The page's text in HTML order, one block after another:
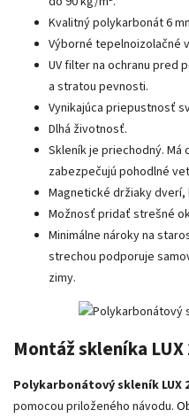
Kvalitný polykarbonát 6
Výborné tepelnoizolačné
UV filter na ochranu pred
a stratou pevnosti.
Vynikajúca priepustnosť
Dlhá životnosť.
Skleník je priechodný.
zabezpečujú pohodlné
Magnetické držiaky
Možnosť pridať strešné
Minimálne nároky na
strechou podporuje
zimy.
Montáž skleníka LUX
Polykarbonátový skleník LUX
pomocou priloženého návodu.